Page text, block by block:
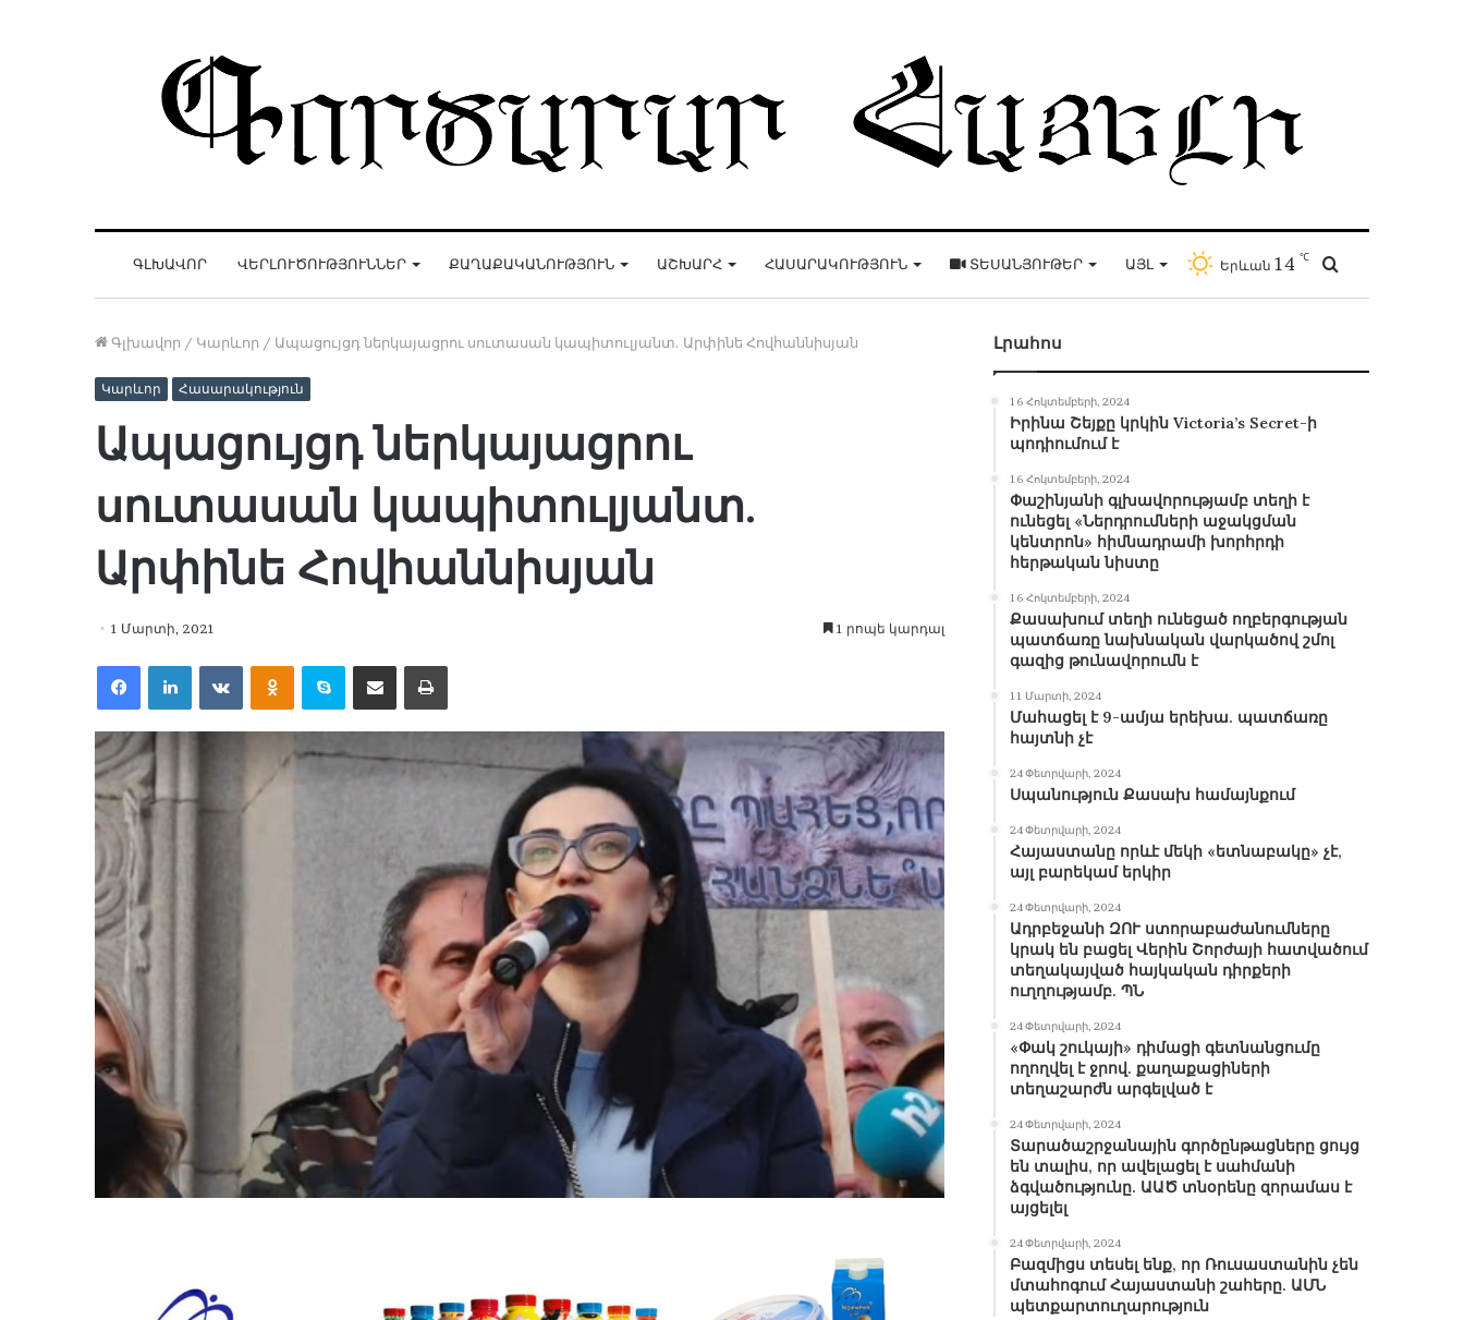
ԳԼԽԱՎՈՐ ՎԵՐԼՈՒԾՈՒԹՅՈՒՆՆԵՐ ՔԱՂԱՔԱԿԱՆՈՒԹՅՈՒՆ ԱՇԽԱՐՀ ՀԱՍԱՐԱԿՈՒԹՅՈՒՆ ՏԵՍԱՆՅՈՒԹԵՐ ԱՅԼ Երևան 14 ℃
Գլխավոր / Կարևոր / Ապացույցդ ներկայացրու սուտասան կապիտուլյանտ. Արփինե Հովհաննիսյան
Կարևոր Հասարակություն
Ապացույցդ ներկայացրու
սուտասան կապիտուլյանտ.
Արփինե Հովհաննիսյան
1 Մարտի, 2021 1 րոպե կարդալ
FacebookLinkedInVKontakteOdnoklassniki
Skype Share via Email Print
Լրահոս
16 Հոկտեմբերի, 2024
Իրինա Շեյքը կրկին Victoria’s Secret-ի
պոդիումում է
16 Հոկտեմբերի, 2024
Փաշինյանի գլխավորությամբ տեղի է
ունեցել «Ներդրումների աջակցման
կենտրոն» հիմնադրամի խորհրդի
հերթական նիստը
16 Հոկտեմբերի, 2024
Քասախում տեղի ունեցած ողբերգության
պատճառը նախնական վարկածով շմոլ
գազից թունավորումն է
11 Մարտի, 2024
Մահացել է 9-ամյա երեխա. պատճառը
հայտնի չէ
24 Փետրվարի, 2024
Սպանություն Քասախ համայնքում
24 Փետրվարի, 2024
Հայաստանը որևէ մեկի «ետնաբակը» չէ,
այլ բարեկամ երկիր
24 Փետրվարի, 2024
Ադրբեջանի ԶՈՒ ստորաբաժանումները
կրակ են բացել Վերին Շորժայի հատվածում
տեղակայված հայկական դիրքերի
ուղղությամբ. ՊՆ
24 Փետրվարի, 2024
«Փակ շուկայի» դիմացի գետնանցումը
ողողվել է ջրով. քաղաքացիների
տեղաշարժն արգելված է
24 Փետրվարի, 2024
Տարածաշրջանային գործընթացները ցույց
են տալիս, որ ավելացել է սահմանի
ձգվածությունը. ԱԱԾ տնօրենը զորամաս է
այցելել
24 Փետրվարի, 2024
Բազմիցս տեսել ենք, որ Ռուսաստանին չեն
մտահոգում Հայաստանի շահերը. ԱՄՆ
պետքարտուղարություն